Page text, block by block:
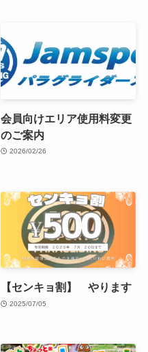
会員向けエリア使用料変更
のご案内
2026/02/26
【センキョ割】 やります
2025/07/05